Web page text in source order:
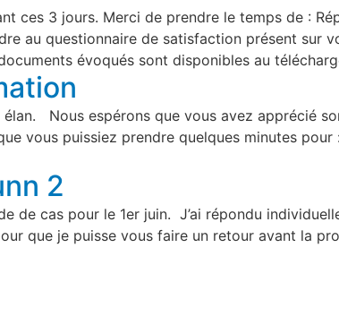
ces 3 jours. Merci de prendre le temps de :
au questionnaire de satisfaction présent sur
évoqués sont disponibles au
Nous espérons que vous avez apprécié
vous puissiez prendre quelques minutes
2
cas pour le 1er juin. J’ai répondu
que je puisse vous faire un retour avant la